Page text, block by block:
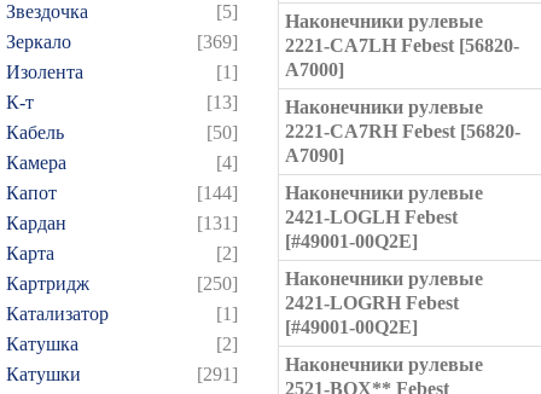
Звездочка
[5]
Зеркало
[369]
Изолента
[1]
К-т
[13]
Кабель
[50]
Камера
[4]
Капот
[144]
Кардан
[131]
Карта
[2]
Картридж
[250]
Катализатор
[1]
Катушка
[2]
Катушки
[291]
Наконечники рулевые
2221-CA7LH Febest [56820-
A7000]
Наконечники рулевые
2221-CA7RH Febest [56820-
A7090]
Наконечники рулевые
2421-LOGLH Febest
[#49001-00Q2E]
Наконечники рулевые
2421-LOGRH Febest
[#49001-00Q2E]
Наконечники рулевые
2521-BOX** Febest